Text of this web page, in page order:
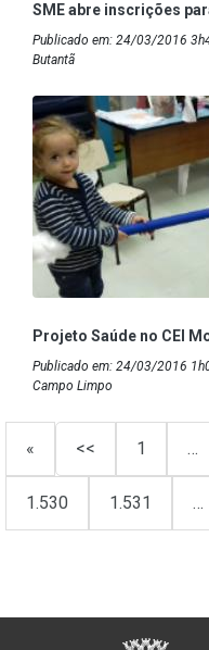
SME abre inscrições
Publicado em: 24/03/2016
Butantã
Projeto Saúde no CEI
Publicado em: 24/03/2016
Campo Limpo
« << 1 …
1.530 1.531 …